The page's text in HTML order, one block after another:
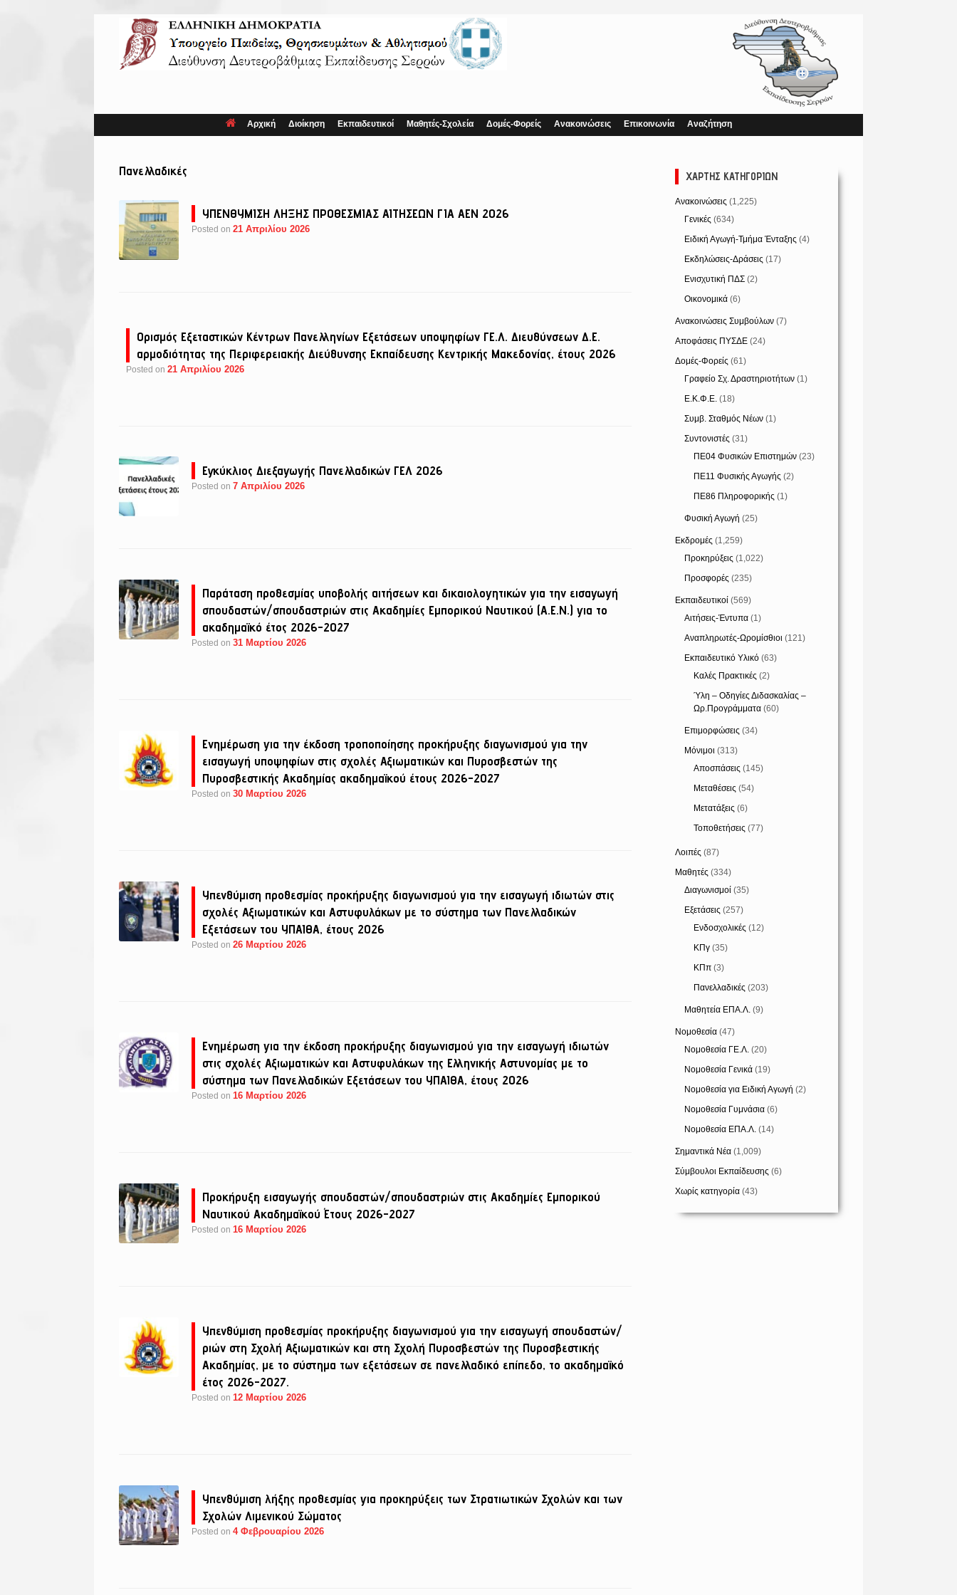
Αρχική Διοίκηση Εκπαιδευτικοί Μαθητές-Σχολεία Δομές-Φορείς Ανακοινώσεις Επικοινωνία Αναζήτηση
Πανελλαδικές
ΥΠΕΝΘΥΜΙΣΗ ΛΗΞΗΣ ΠΡΟΘΕΣΜΙΑΣ ΑΙΤΗΣΕΩΝ ΓΙΑ ΑΕΝ 2026
Posted on21 Απριλίου 2026
Ορισμός Εξεταστικών Κέντρων Πανελληνίων Εξετάσεων υποψηφίων ΓΕ.Λ. Διευθύνσεων Δ.Ε.
αρμοδιότητας της Περιφερειακής Διεύθυνσης Εκπαίδευσης Κεντρικής Μακεδονίας, έτους 2026
Posted on 21 Απριλίου 2026
Εγκύκλιος Διεξαγωγής Πανελλαδικών ΓΕΛ 2026
Posted on7 Απριλίου 2026
Παράταση προθεσμίας υποβολής αιτήσεων και δικαιολογητικών για την εισαγωγή
σπουδαστών/σπουδαστριών στις Ακαδημίες Εμπορικού Ναυτικού (Α.Ε.Ν.) για το
ακαδημαϊκό έτος 2026-2027
Posted on31 Μαρτίου 2026
Ενημέρωση για την έκδοση τροποποίησης προκήρυξης διαγωνισμού για την
εισαγωγή υποψηφίων στις σχολές Αξιωματικών και Πυροσβεστών της
Πυροσβεστικής Ακαδημίας ακαδημαϊκού έτους 2026-2027
Posted on30 Μαρτίου 2026
Υπενθύμιση προθεσμίας προκήρυξης διαγωνισμού για την εισαγωγή ιδιωτών στις
σχολές Αξιωματικών και Αστυφυλάκων με το σύστημα των Πανελλαδικών
Εξετάσεων του ΥΠΑΙΘΑ, έτους 2026
Posted on26 Μαρτίου 2026
Ενημέρωση για την έκδοση προκήρυξης διαγωνισμού για την εισαγωγή ιδιωτών
στις σχολές Αξιωματικών και Αστυφυλάκων της Ελληνικής Αστυνομίας με το
σύστημα των Πανελλαδικών Εξετάσεων του ΥΠΑΙΘΑ, έτους 2026
Posted on16 Μαρτίου 2026
Προκήρυξη εισαγωγής σπουδαστών/σπουδαστριών στις Ακαδημίες Εμπορικού
Ναυτικού Ακαδημαϊκού Έτους 2026-2027
Posted on16 Μαρτίου 2026
Υπενθύμιση προθεσμίας προκήρυξης διαγωνισμού για την εισαγωγή σπουδαστών/
ριών στη Σχολή Αξιωματικών και στη Σχολή Πυροσβεστών της Πυροσβεστικής
Ακαδημίας, με το σύστημα των εξετάσεων σε πανελλαδικό επίπεδο, το ακαδημαϊκό
έτος 2026-2027.
Posted on12 Μαρτίου 2026
Υπενθύμιση λήξης προθεσμίας για προκηρύξεις των Στρατιωτικών Σχολών και των
Σχολών Λιμενικού Σώματος
Posted on4 Φεβρουαρίου 2026
ΧΆΡΤΗΣ ΚΑΤΗΓΟΡΙΏΝ
Ανακοινώσεις (1,225)
Γενικές (634)
Ειδική Αγωγή-Τμήμα Ένταξης (4)
Εκδηλώσεις-Δράσεις (17)
Ενισχυτική ΠΔΣ (2)
Οικονομικά (6)
Ανακοινώσεις Συμβούλων (7)
Αποφάσεις ΠΥΣΔΕ (24)
Δομές-Φορείς (61)
Γραφείο Σχ. Δραστηριοτήτων (1)
Ε.Κ.Φ.Ε. (18)
Συμβ. Σταθμός Νέων (1)
Συντονιστές (31)
ΠΕ04 Φυσικών Επιστημών (23)
ΠΕ11 Φυσικής Αγωγής (2)
ΠΕ86 Πληροφορικής (1)
Φυσική Αγωγή (25)
Εκδρομές (1,259)
Προκηρύξεις (1,022)
Προσφορές (235)
Εκπαιδευτικοί (569)
Αιτήσεις-Έντυπα (1)
Αναπληρωτές-Ωρομίσθιοι (121)
Εκπαιδευτικό Υλικό (63)
Καλές Πρακτικές (2)
Ύλη – Οδηγίες Διδασκαλίας –
Ωρ.Προγράμματα (60)
Επιμορφώσεις (34)
Μόνιμοι (313)
Αποσπάσεις (145)
Μεταθέσεις (54)
Μετατάξεις (6)
Τοποθετήσεις (77)
Λοιπές (87)
Μαθητές (334)
Διαγωνισμοί (35)
Εξετάσεις (257)
Ενδοσχολικές (12)
ΚΠγ (35)
ΚΠπ (3)
Πανελλαδικές (203)
Μαθητεία ΕΠΑ.Λ. (9)
Νομοθεσία (47)
Νομοθεσία ΓΕ.Λ. (20)
Νομοθεσία Γενικά (19)
Νομοθεσία για Ειδική Αγωγή (2)
Νομοθεσία Γυμνάσια (6)
Νομοθεσία ΕΠΑ.Λ. (14)
Σημαντικά Νέα (1,009)
Σύμβουλοι Εκπαίδευσης (6)
Χωρίς κατηγορία (43)